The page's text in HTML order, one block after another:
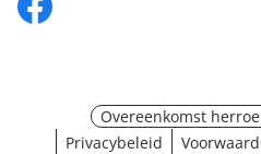
Overeenkomst
Privacybeleid